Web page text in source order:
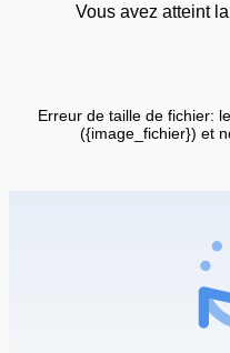
Vous avez atteint
Erreur de taille de fichier:
({image_fichier}) et